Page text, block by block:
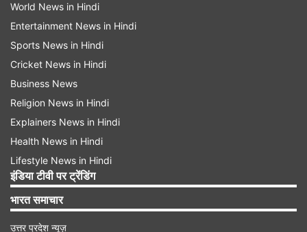
अभी जो वीडियो वायरल हो रहा है उसमें नजर आता है कि
अचानक एक बिल्डिंग से लैपटॉप नीचे गिरता है। सड़क पर
लैपटॉप गिरते ही कुछ भागों में बंट जाता है। इसके तुरंत बाद
दिखता है कि एक लड़की भागते हुए वहां पहुंचती है। इसके बाद
वो किसी को फोन करने लगती है। उसके हाव-भाव से पता
यह नहीं दिखा कि वो लैपटॉप अचानक कैसे गिर गया और अब
वीडियो सोशल मीडिया पर काफी वायरल हो रहा है। कई लोगों
World News in Hindi
Entertainment News in Hindi
Sports News in Hindi
Cricket News in Hindi
Business News
Religion News in Hindi
Explainers News in Hindi
Health News in Hindi
Lifestyle News in Hindi
इंडिया टीवी पर ट्रेंडिंग
भारत समाचार
उत्तर प्रदेश न्यूज़